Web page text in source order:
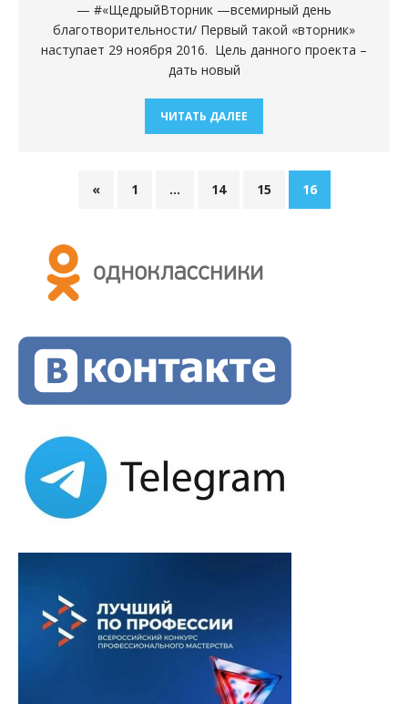
— #«ЩедрыйВторник —всемирный день
благотворительности/ Первый такой «вторник»
наступает 29 ноября 2016. Цель данного проекта –
дать новый
ЧИТАТЬ ДАЛЕЕ
« 1 … 14 15 16